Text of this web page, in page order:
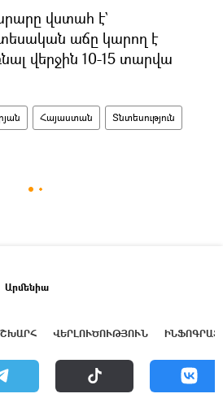
վստահ է`
աճը կարող է
վերջին 10-15 տարվա
Հայաստան Տնտեսություն
Արմենիա
ՎԵՐԼՈՒԾՈՒԹՅՈՒՆ